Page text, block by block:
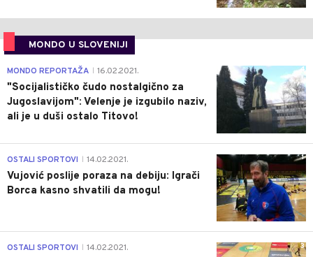
MONDO U SLOVENIJI
4
MONDO REPORTAŽA 16.02.2021.
"Socijalističko čudo nostalgično za
Jugoslavijom": Velenje je izgubilo naziv,
ali je u duši ostalo Titovo!
1
OSTALI SPORTOVI 14.02.2021.
Vujović poslije poraza na debiju: Igrači
Borca kasno shvatili da mogu!
3
OSTALI SPORTOVI 14.02.2021.